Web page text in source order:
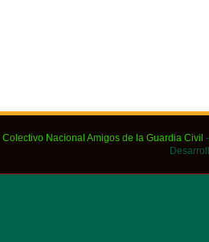
Colectivo Nacional Amigos de la Guardia Civil